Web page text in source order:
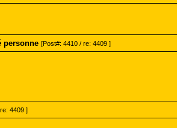
personne [Post#: 4410 / re: 4409 ]
4409 ]